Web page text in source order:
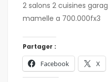
2 salons 2 cuisines
mamelle a 700.000fx3
Partager :
Facebook X